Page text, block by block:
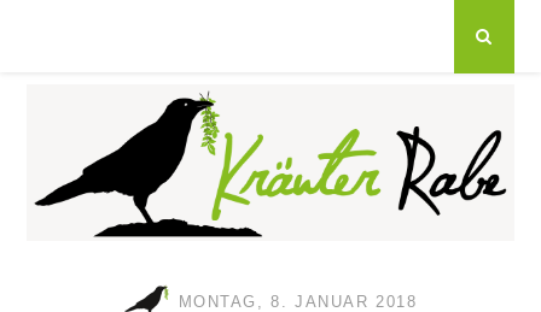
MONTAG, 8. JANUAR 2018